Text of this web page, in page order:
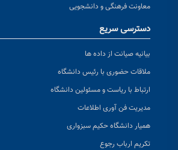
معاونت فرهنگی و دانشجویی
دسترسی سریع
بیانیه صیانت از داده ها
ملاقات حضوری با رئیس دانشگاه
ارتباط با ریاست و مسئولین دانشگاه
مدیریت فن آوری اطلاعات
همیار دانشگاه حکیم سبزواری
تکریم ارباب رجوع